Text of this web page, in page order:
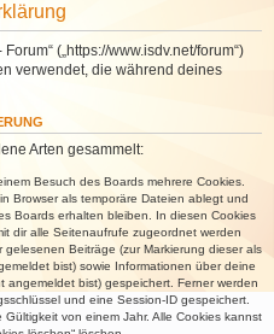
(„https://www.isdv.net/forum“)
verwendet, die während deines
Arten gesammelt:
Besuch des Boards mehrere Cookies.
Browser als temporäre Dateien ablegt und
Boards erhalten bleiben. In diesen Cookies
dir alle Seitenaufrufe zugeordnet werden
Beiträge (zur Markierung dieser als
bist) sowie Informationen über deine
angemeldet bist) gespeichert. Ferner werden
und eine Session-ID gespeichert.
von einem Jahr. Alle Cookies kannst